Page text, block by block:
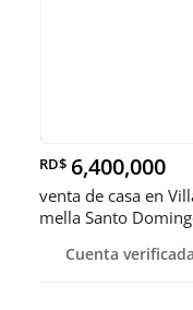
RD$ 6,400,000
venta de casa en
mella Santo
Cuenta verificada